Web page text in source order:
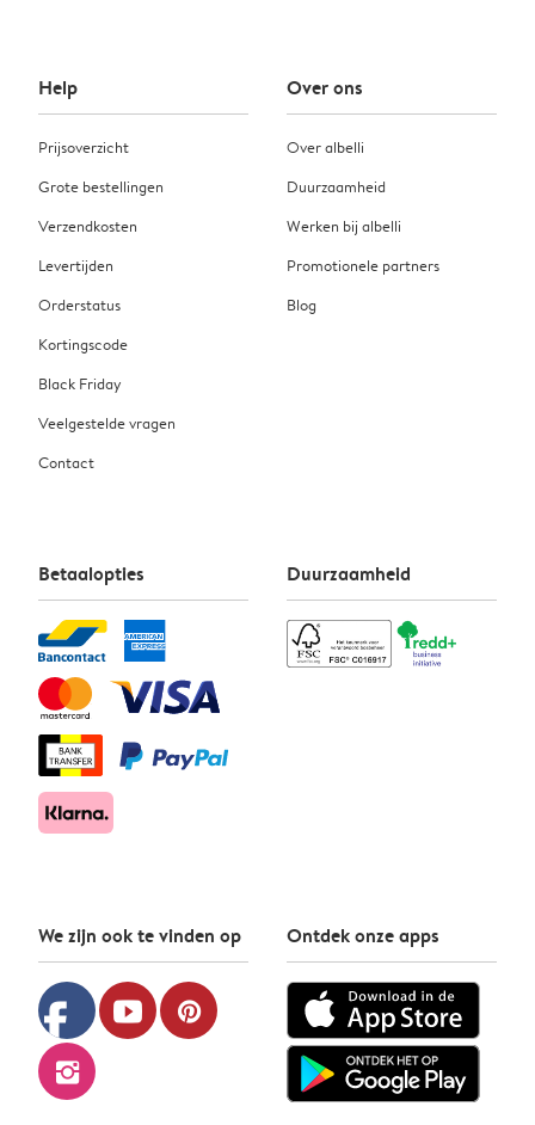
Help
Prijsoverzicht
Grote bestellingen
Verzendkosten
Levertijden
Orderstatus
Kortingscode
Black Friday
Veelgestelde vragen
Contact
Over ons
Over albelli
Duurzaamheid
Werken bij albelli
Promotionele partners
Blog
Betaalopties Duurzaamheid
We zijn ook te vinden op
facebook youtube pinterest
instagram
Ontdek onze apps